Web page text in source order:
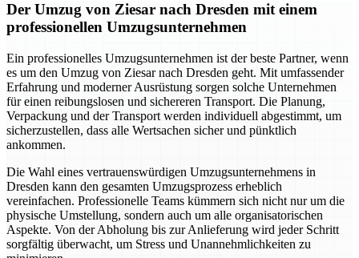
Der Umzug von Ziesar nach Dresden mit einem
professionellen Umzugsunternehmen
Ein professionelles Umzugsunternehmen ist der beste Partner, wenn
es um den Umzug von Ziesar nach Dresden geht. Mit umfassender
Erfahrung und moderner Ausrüstung sorgen solche Unternehmen
für einen reibungslosen und sichereren Transport. Die Planung,
Verpackung und der Transport werden individuell abgestimmt, um
sicherzustellen, dass alle Wertsachen sicher und pünktlich
ankommen.
Die Wahl eines vertrauenswürdigen Umzugsunternehmens in
Dresden kann den gesamten Umzugsprozess erheblich
vereinfachen. Professionelle Teams kümmern sich nicht nur um die
physische Umstellung, sondern auch um alle organisatorischen
Aspekte. Von der Abholung bis zur Anlieferung wird jeder Schritt
sorgfältig überwacht, um Stress und Unannehmlichkeiten zu